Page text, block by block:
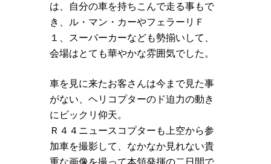
は、自分の車を持ちこんで走る事もで
き、ル・マン・カーやフェラーリＦ
１、スーパーカーなども勢揃いして、
会場はとても華やかな雰囲気でした。
車を見に来たお客さんは今まで見た事
がない、ヘリコプターのド迫力の動き
にビックリ仰天。
Ｒ４４ニュースコプターも上空から参
加車を撮影して、なかなか見れない貴
重な画像を撮って本領発揮の二日間で